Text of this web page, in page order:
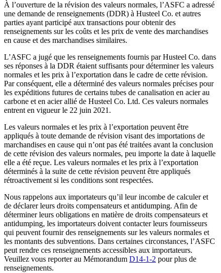
À l’ouverture de la révision des valeurs normales, l’ASFC a adressé
une demande de renseignements (DDR) à Husteel Co. et autres
parties ayant participé aux transactions pour obtenir des
renseignements sur les coûts et les prix de vente des marchandises
en cause et des marchandises similaires.
L’ASFC a jugé que les renseignements fournis par Husteel Co. dans
ses réponses à la DDR étaient suffisants pour déterminer les valeurs
normales et les prix à l’exportation dans le cadre de cette révision.
Par conséquent, elle a déterminé des valeurs normales précises pour
les expéditions futures de certains tubes de canalisation en acier au
carbone et en acier allié de Husteel Co. Ltd. Ces valeurs normales
entrent en vigueur le 22 juin 2021.
Les valeurs normales et les prix à l’exportation peuvent être
appliqués à toute demande de révision visant des importations de
marchandises en cause qui n’ont pas été traitées avant la conclusion
de cette révision des valeurs normales, peu importe la date à laquelle
elle a été reçue. Les valeurs normales et les prix à l’exportation
déterminés à la suite de cette révision peuvent être appliqués
rétroactivement si les conditions sont respectées.
Nous rappelons aux importateurs qu’il leur incombe de calculer et
de déclarer leurs droits compensateurs et antidumping. Afin de
déterminer leurs obligations en matière de droits compensateurs et
antidumping, les importateurs doivent contacter leurs fournisseurs
qui peuvent fournir des renseignements sur les valeurs normales et
les montants des subventions. Dans certaines circonstances, l’ASFC
peut rendre ces renseignements accessibles aux importateurs.
Veuillez vous reporter au Mémorandum D14-1-2 pour plus de
renseignements.